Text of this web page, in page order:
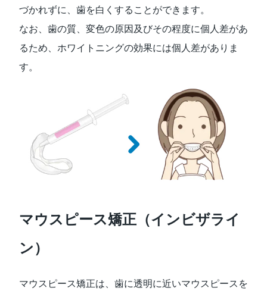
づかれずに、⻭を⽩くすることができます。
なお、⻭の質、変⾊の原因及びその程度に個⼈差があ
るため、ホワイトニングの効果には個⼈差がありま
す。
マウスピース矯正（インビザライ
ン）
マウスピース矯正は、⻭に透明に近いマウスピースを